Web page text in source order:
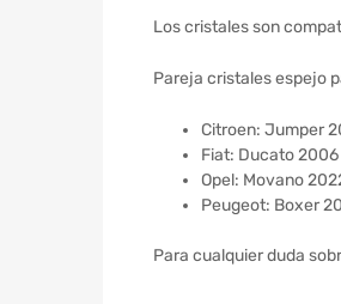
Los cristales son
Pareja cristales espejo
Citroen: Jumper
Fiat: Ducato
Opel: Movano
Peugeot: Boxer
Para cualquier duda